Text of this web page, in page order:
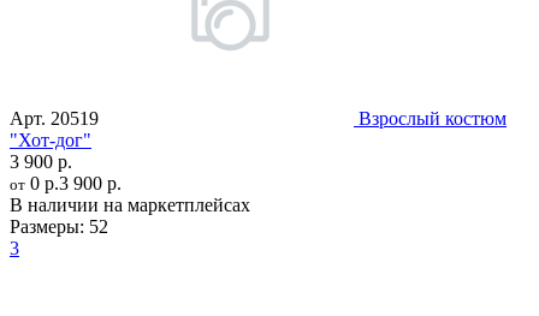
Арт. 20519
Взрослый костюм
"Хот-дог"
3 900 р.
от 0 р.3 900 р.
В наличии на маркетплейсах
Размеры: 52
3